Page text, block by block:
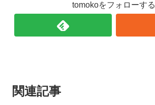
tomokoをフォローする
関連記事